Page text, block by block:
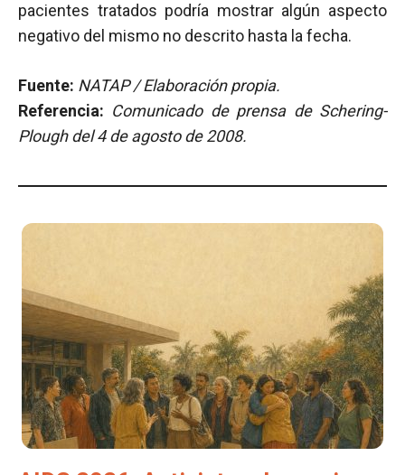
pacientes tratados podría mostrar algún aspecto
negativo del mismo no descrito hasta la fecha.
Fuente: NATAP / Elaboración propia.
Referencia: Comunicado de prensa de Schering-
Plough del 4 de agosto de 2008.